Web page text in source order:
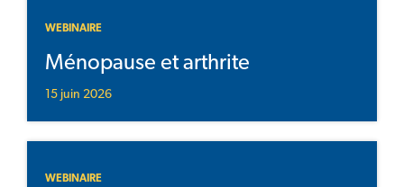
WEBINAIRE
Ménopause et arthrite
15 juin 2026
WEBINAIRE